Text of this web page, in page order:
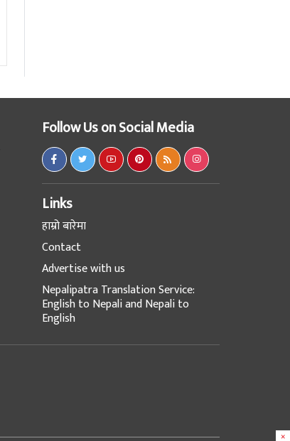
Follow Us on Social Media
Links
हाम्रो बारेमा
Contact
Advertise with us
Nepalipatra Translation Service:
English to Nepali and Nepali to
English
×